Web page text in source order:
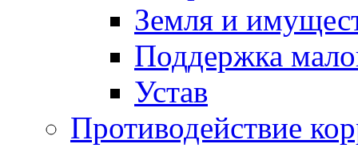
Земля и
Поддержка
Устав
Противодействие